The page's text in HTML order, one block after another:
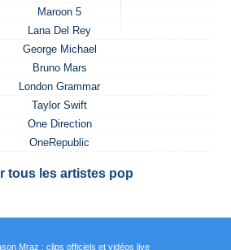
Maroon 5
Lana Del Rey
George Michael
Bruno Mars
London Grammar
Taylor Swift
One Direction
OneRepublic
tous les artistes pop
Mraz : clips officiels et vidéos live